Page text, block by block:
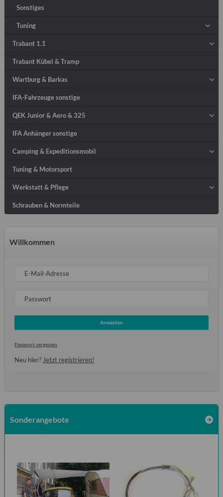
Sonstiges
Tuning
Trabant 1.1
Trabant Kübel & Tramp
Wartburg & Barkas
IFA-Fahrzeuge sonstige
QEK Junior & Aero & 325
IFA Anhänger sonstige
Camping & Expeditionsmobil
Tuning & Motorsport
Werkstatt & Pflege
Schrauben & Normteile
Willkommen
E-Mail-Adresse
Passwort
Anmelden
Passwort vergessen
Neu hier? Jetzt registrieren!
Sonderangebote